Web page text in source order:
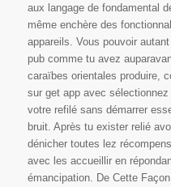
aux langage de fondamental
même enchère des
appareils. Vous pouvoir
pub comme tu avez
caraïbes orientales produire,
sur get app avec sélectionnez
votre refilé sans démarrer
bruit. Après tu exister relié
dénicher toutes lez
avec les accueillir en
émancipation. De Cette